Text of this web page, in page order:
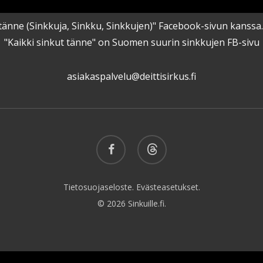
(Sinkkuja, Sinkku, Sinkkujen)" Facebook-sivun
"Kaikki sinkut tänne" on Suomen suurin sinkkujen FB-sivu
asiakaspalvelu@deittisirkus.fi
facebook threads
Tietosuojaseloste. Evästeasetukset.
© 2026 Sinkuille.fi.